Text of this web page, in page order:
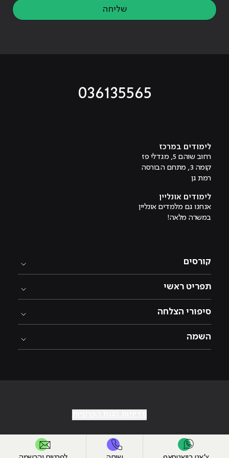
שליחה
036135565
לימודים במרכז
רחוב שוהם 5, מגדלי פז
קומה 3, מתחם הבורסה
רמת גן
לימודים אונליין
אנחנו גם מלמדים אונליין
במשרה מלאה!
קורסים
תפריט ראשי
סיפורי הצלחה
השמה